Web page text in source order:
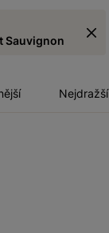
Sauvignon
Nejdražší